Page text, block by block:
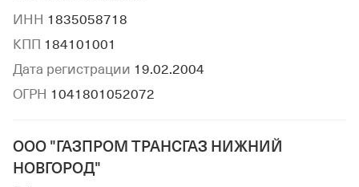
ИНН 1835058718
КПП 184101001
Дата регистрации 19.02.2004
ОГРН 1041801052072
ООО "ГАЗПРОМ ТРАНСГАЗ НИЖНИЙ
НОВГОРОД"